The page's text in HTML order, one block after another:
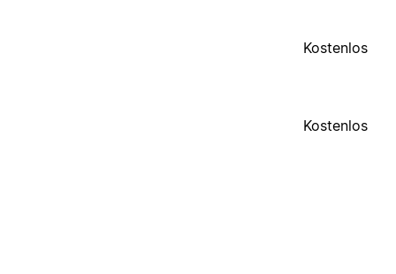
Kostenlos
Kostenlos